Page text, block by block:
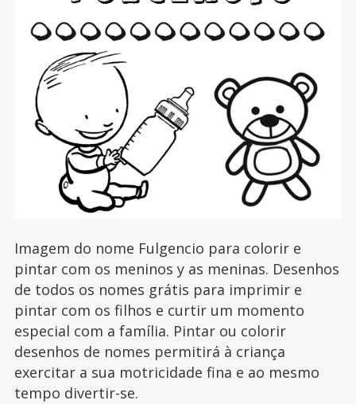
Imagem do nome Fulgencio para colorir e
pintar com os meninos y as meninas. Desenhos
de todos os nomes grátis para imprimir e
pintar com os filhos e curtir um momento
especial com a família. Pintar ou colorir
desenhos de nomes permitirá à criança
exercitar a sua motricidade fina e ao mesmo
tempo divertir-se.